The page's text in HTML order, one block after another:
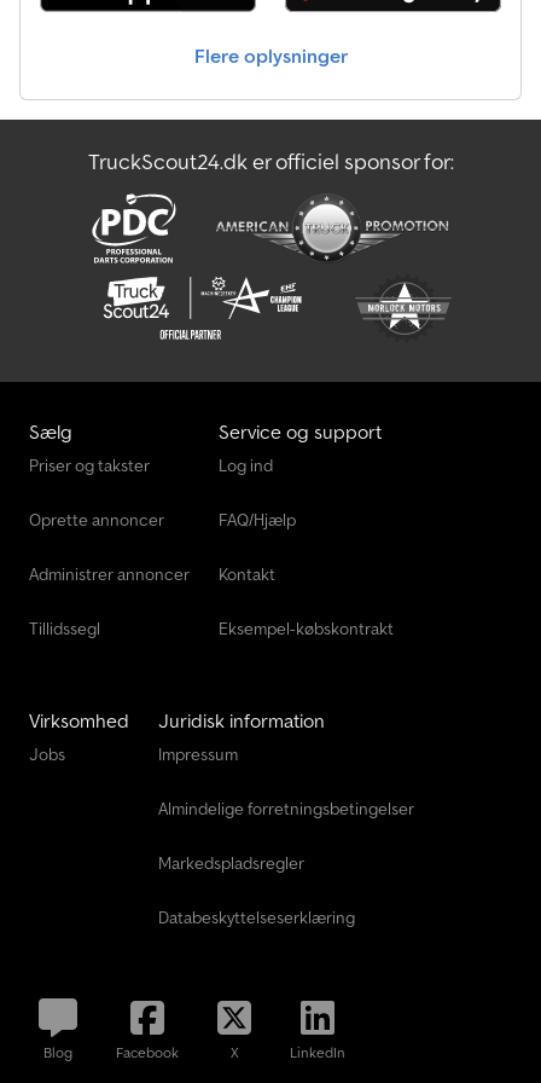
Flere oplysninger
TruckScout24.dk er officiel sponsor for:
Sælg
Priser og takster
Oprette annoncer
Administrer annoncer
Tillidssegl
Service og support
Log ind
FAQ/Hjælp
Kontakt
Eksempel-købskontrakt
Virksomhed
Jobs
Juridisk information
Impressum
Almindelige forretningsbetingelser
Markedspladsregler
Databeskyttelseserklæring
Blog Facebook X LinkedIn